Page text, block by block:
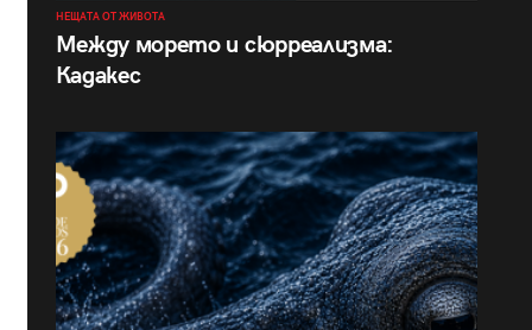
НЕЩАТА ОТ ЖИВОТА
Между морето и сюрреализма:
Кадакес